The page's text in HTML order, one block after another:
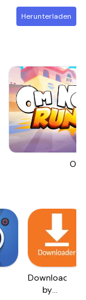
Herunterladen
Om
Downloader
by